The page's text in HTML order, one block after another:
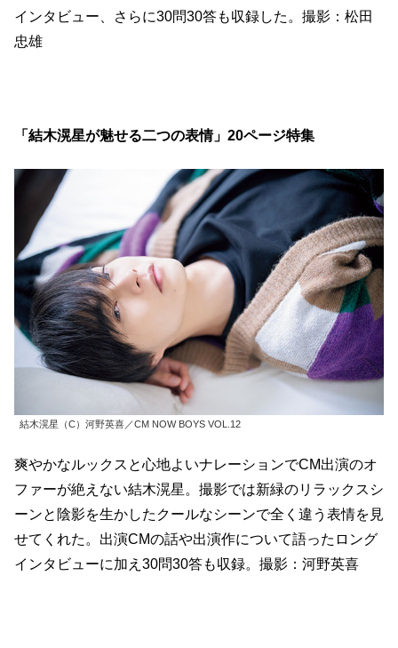
インタビュー、さらに30問30答も収録した。撮影：松田
忠雄
「結木滉星が魅せる二つの表情」20ページ特集
結木滉星（C）河野英喜／CM NOW BOYS VOL.12
爽やかなルックスと心地よいナレーションでCM出演のオ
ファーが絶えない結木滉星。撮影では新緑のリラックスシ
ーンと陰影を生かしたクールなシーンで全く違う表情を見
せてくれた。出演CMの話や出演作について語ったロング
インタビューに加え30問30答も収録。撮影：河野英喜